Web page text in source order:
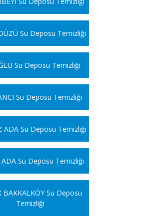
Su Deposu Temizliği
Su Deposu Temizliği
Su Deposu Temizliği
ADA Su Deposu Temizliği
ADA Su Deposu Temizliği
BAKKALKÖY Su Deposu
Temizliği